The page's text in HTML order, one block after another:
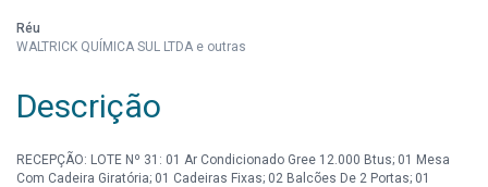
Réu
WALTRICK QUÍMICA SUL LTDA e outras
Descrição
RECEPÇÃO: LOTE Nº 31: 01 Ar Condicionado Gree 12.000 Btus; 01 Mesa
Com Cadeira Giratória; 01 Cadeiras Fixas; 02 Balcões De 2 Portas; 01